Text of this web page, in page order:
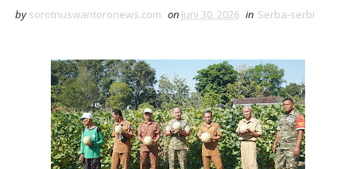
by sorotnuswantoronews.com on Juni 30, 2026 in Serba-serbi